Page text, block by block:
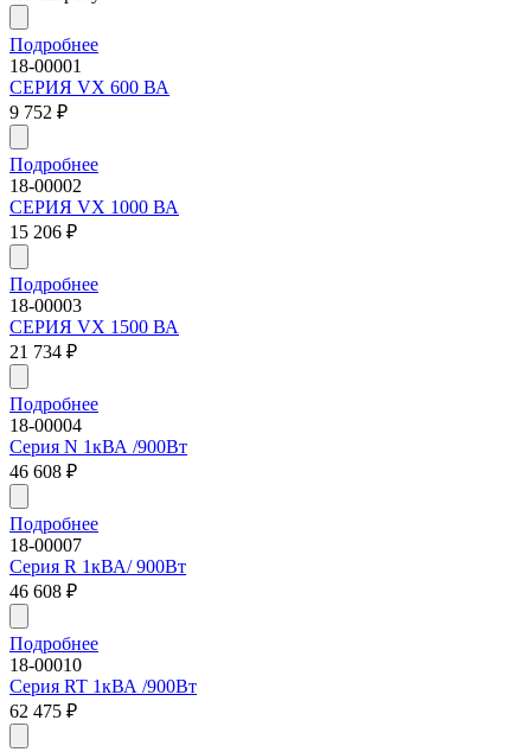
Подробнее
18-00001
СЕРИЯ VX 600 ВА
9 752 ₽
Подробнее
18-00002
СЕРИЯ VX 1000 ВА
15 206 ₽
Подробнее
18-00003
СЕРИЯ VX 1500 ВА
21 734 ₽
Подробнее
18-00004
Серия N 1кВА /900Вт
46 608 ₽
Подробнее
18-00007
Серия R 1кВА/ 900Вт
46 608 ₽
Подробнее
18-00010
Серия RT 1кВА /900Вт
62 475 ₽